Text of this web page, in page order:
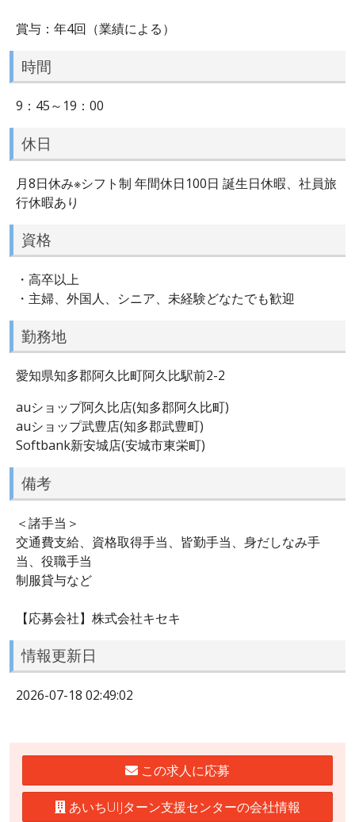
賞与：年4回（業績による）
時間
9：45～19：00
休日
月8日休み※シフト制 年間休日100日 誕生日休暇、社員旅
行休暇あり
資格
・高卒以上
・主婦、外国人、シニア、未経験どなたでも歓迎
勤務地
愛知県知多郡阿久比町阿久比駅前2-2
auショップ阿久比店(知多郡阿久比町)
auショップ武豊店(知多郡武豊町)
Softbank新安城店(安城市東栄町)
備考
＜諸手当＞
交通費支給、資格取得手当、皆勤手当、身だしなみ手
当、役職手当
制服貸与など
【応募会社】株式会社キセキ
情報更新日
2026-07-18 02:49:02
この求人に応募
あいちUIJターン支援センターの会社情報